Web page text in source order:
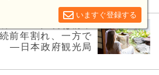
、2026年5月は前年
前年割れ、一方で
―日本政府観光局
いますぐ登録する